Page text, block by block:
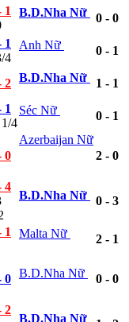
1
B.D.Nha Nữ 0 - 0
1
4
Anh Nữ 0 - 1
2 B.D.Nha Nữ 1 - 1
1
4
Séc Nữ 0 - 1
0
Azerbaijan Nữ
2 - 0
4
B.D.Nha Nữ 0 - 3
1
Malta Nữ 2 - 1
0 B.D.Nha Nữ 0 - 0
2
B.D.Nha Nữ